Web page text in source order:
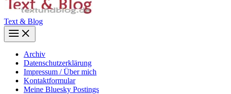
Text & Blog
Main
Menu
Archiv
Datenschutzerklärung
Impressum / Über mich
Kontaktformular
Meine Bluesky Postings